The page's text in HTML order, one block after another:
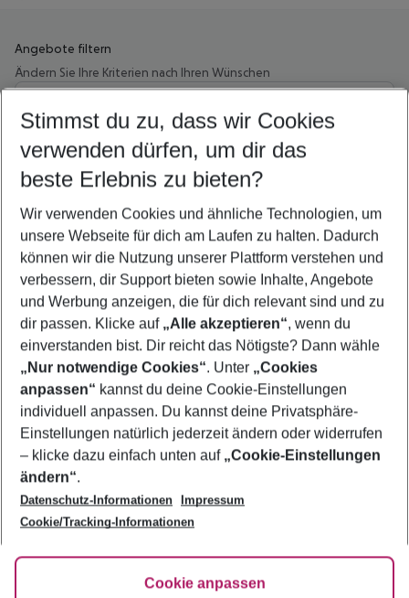
Angebote filtern
Ändern Sie Ihre Kriterien nach Ihren Wünschen
Wähle deinen Abflughafen
Beliebiger Abflughafen
Wähle deinen Reisezeitraum
5-8 Nächte
2 Erwachsene Keine Kinder
Mehr Filter anzeigen
Footer
Footer navigation
Über uns
AGB
Bestpreisgarantie
Cookie-Einstellungen ändern
Cookie-Richtlinie
Agenturbetreuung
Barrierefreies Reisen
FAQ
HanseMerkur Reiseversicherung
Folge uns
Stimmst du zu, dass wir Cookies
verwenden dürfen, um dir das
beste Erlebnis zu bieten?
Wir verwenden Cookies und ähnliche Technologien, um
unsere Webseite für dich am Laufen zu halten. Dadurch
können wir die Nutzung unserer Plattform verstehen und
verbessern, dir Support bieten sowie Inhalte, Angebote
und Werbung anzeigen, die für dich relevant sind und zu
dir passen. Klicke auf „Alle akzeptieren“, wenn du
einverstanden bist. Dir reicht das Nötigste? Dann wähle
„Nur notwendige Cookies“. Unter „Cookies
anpassen“ kannst du deine Cookie-Einstellungen
individuell anpassen. Du kannst deine Privatsphäre-
Einstellungen natürlich jederzeit ändern oder widerrufen
– klicke dazu einfach unten auf „Cookie-Einstellungen
ändern“.
Datenschutz-Informationen
Impressum
Cookie/Tracking-Informationen
Cookie anpassen